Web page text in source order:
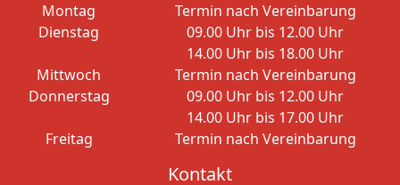
Montag
Termin nach Vereinbarung
Dienstag
09.00 Uhr bis 12.00 Uhr
14.00 Uhr bis 18.00 Uhr
Mittwoch
Termin nach Vereinbarung
Donnerstag
09.00 Uhr bis 12.00 Uhr
14.00 Uhr bis 17.00 Uhr
Freitag
Termin nach Vereinbarung
Kontakt